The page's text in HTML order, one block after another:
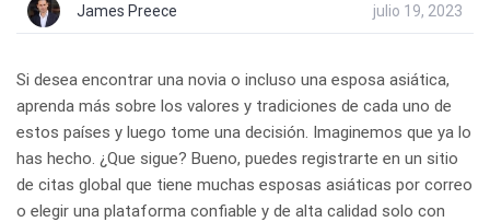
James Preece julio 19, 2023
Si desea encontrar una novia o incluso una esposa asiática,
aprenda más sobre los valores y tradiciones de cada uno de
estos países y luego tome una decisión. Imaginemos que ya lo
has hecho. ¿Que sigue? Bueno, puedes registrarte en un sitio
de citas global que tiene muchas esposas asiáticas por correo
o elegir una plataforma confiable y de alta calidad solo con